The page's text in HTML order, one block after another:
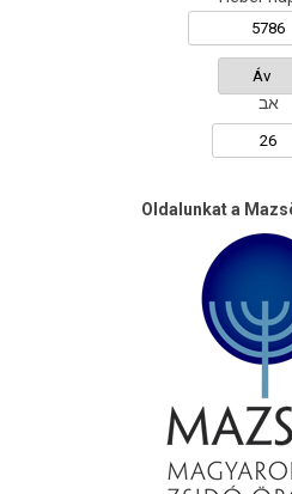
אב
Oldalunkat a